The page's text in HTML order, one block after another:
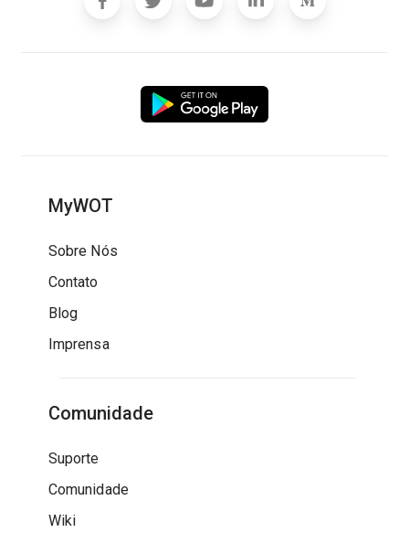
MyWOT
Sobre Nós
Contato
Blog
Imprensa
Comunidade
Suporte
Comunidade
Wiki